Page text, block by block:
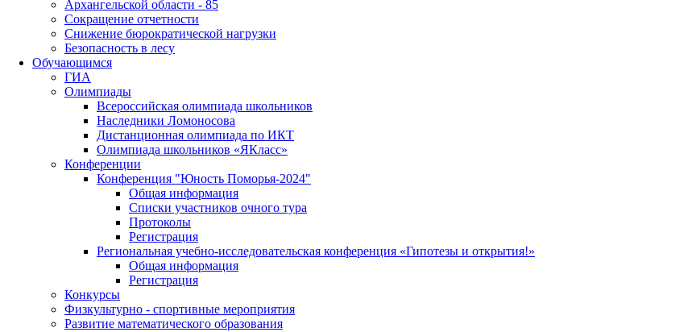
Архангельской области - 85
Сокращение отчетности
Снижение бюрократической нагрузки
Безопасность в лесу
Обучающимся
ГИА
Олимпиады
Всероссийская олимпиада школьников
Наследники Ломоносова
Дистанционная олимпиада по ИКТ
Олимпиада школьников «ЯКласс»
Конференции
Конференция "Юность Поморья-2024"
Общая информация
Списки участников очного тура
Протоколы
Регистрация
Региональная учебно-исследовательская конференция «Гипотезы и открытия!»
Общая информация
Регистрация
Конкурсы
Физкультурно - спортивные мероприятия
Развитие математического образования